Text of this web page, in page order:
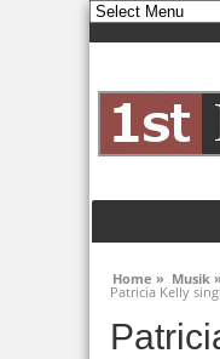
Home » Musik »
Patricia Kelly